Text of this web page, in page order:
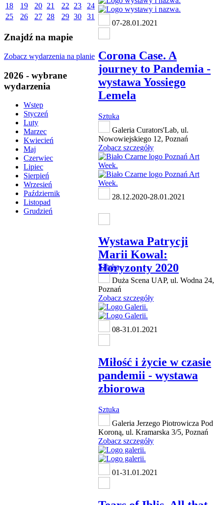
18
19 20 21 22 23
24
25
26 27 28 29 30 31
Znajdź na mapie
Zobacz wydarzenia na planie
2026 - wybrane
wydarzenia
Wstęp
Styczeń
Luty
Marzec
Kwiecień
Maj
Czerwiec
Lipiec
Sierpień
Wrzesień
Październik
Listopad
Grudzień
07-28.01.2021
Corona Case. A
journey to Pandemia -
wystawa Yossiego
Lemela
Sztuka
Galeria Curators'Lab, ul.
Nowowiejskiego 12, Poznań
Zobacz szczegóły
28.12.2020-28.01.2021
Wystawa Patrycji
Marii Kowal:
Horyzonty 2020
Sztuka
Duża Scena UAP, ul. Wodna 24,
Poznań
Zobacz szczegóły
08-31.01.2021
Miłość i życie w czasie
pandemii - wystawa
zbiorowa
Sztuka
Galeria Jerzego Piotrowicza Pod
Koroną, ul. Kramarska 3/5, Poznań
Zobacz szczegóły
01-31.01.2021